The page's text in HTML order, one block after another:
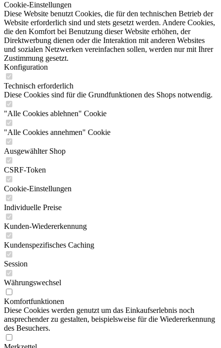
Cookie-Einstellungen
Diese Website benutzt Cookies, die für den technischen Betrieb der
Website erforderlich sind und stets gesetzt werden. Andere Cookies,
die den Komfort bei Benutzung dieser Website erhöhen, der
Direktwerbung dienen oder die Interaktion mit anderen Websites
und sozialen Netzwerken vereinfachen sollen, werden nur mit Ihrer
Zustimmung gesetzt.
Konfiguration
Technisch erforderlich
Diese Cookies sind für die Grundfunktionen des Shops notwendig.
"Alle Cookies ablehnen" Cookie
"Alle Cookies annehmen" Cookie
Ausgewählter Shop
CSRF-Token
Cookie-Einstellungen
Individuelle Preise
Kunden-Wiedererkennung
Kundenspezifisches Caching
Session
Währungswechsel
Komfortfunktionen
Diese Cookies werden genutzt um das Einkaufserlebnis noch
ansprechender zu gestalten, beispielsweise für die Wiedererkennung
des Besuchers.